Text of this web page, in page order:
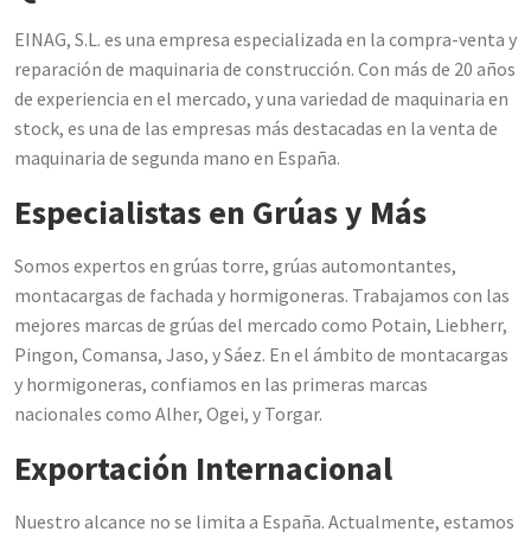
EINAG, S.L. es una empresa especializada en la compra-venta y
reparación de maquinaria de construcción. Con más de 20 años
de experiencia en el mercado, y una variedad de maquinaria en
stock, es una de las empresas más destacadas en la venta de
maquinaria de segunda mano en España.
Especialistas en Grúas y Más
Somos expertos en grúas torre, grúas automontantes,
montacargas de fachada y hormigoneras. Trabajamos con las
mejores marcas de grúas del mercado como Potain, Liebherr,
Pingon, Comansa, Jaso, y Sáez. En el ámbito de montacargas
y hormigoneras, confiamos en las primeras marcas
nacionales como Alher, Ogei, y Torgar.
Exportación Internacional
Nuestro alcance no se limita a España. Actualmente, estamos